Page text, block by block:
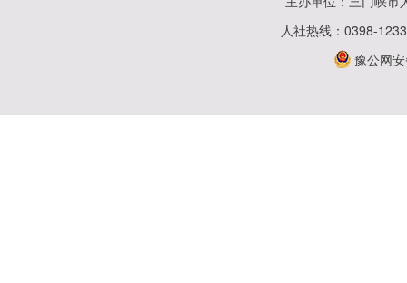
人社热线：0398-
豫公网